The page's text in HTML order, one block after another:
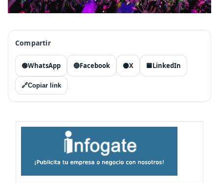
Compartir
🟢WhatsApp 🔵Facebook ⚫X 🟦LinkedIn
🔗Copiar link